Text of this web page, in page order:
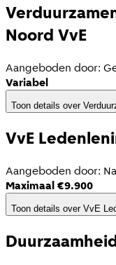
Noord VvE
Aangeboden door:
Variabel
Toon details over
VvE
Aangeboden door:
Maximaal €9.900
Toon details over VvE